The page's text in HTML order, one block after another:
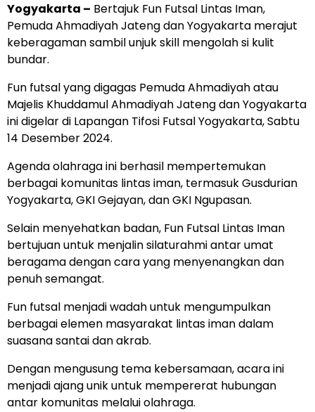
Yogyakarta – Bertajuk Fun Futsal Lintas Iman,
Pemuda Ahmadiyah Jateng dan Yogyakarta merajut
keberagaman sambil unjuk skill mengolah si kulit
bundar.
Fun futsal yang digagas Pemuda Ahmadiyah atau
Majelis Khuddamul Ahmadiyah Jateng dan Yogyakarta
ini digelar di Lapangan Tifosi Futsal Yogyakarta, Sabtu
14 Desember 2024.
Agenda olahraga ini berhasil mempertemukan
berbagai komunitas lintas iman, termasuk Gusdurian
Yogyakarta, GKI Gejayan, dan GKI Ngupasan.
Selain menyehatkan badan, Fun Futsal Lintas Iman
bertujuan untuk menjalin silaturahmi antar umat
beragama dengan cara yang menyenangkan dan
penuh semangat.
Fun futsal menjadi wadah untuk mengumpulkan
berbagai elemen masyarakat lintas iman dalam
suasana santai dan akrab.
Dengan mengusung tema kebersamaan, acara ini
menjadi ajang unik untuk mempererat hubungan
antar komunitas melalui olahraga.